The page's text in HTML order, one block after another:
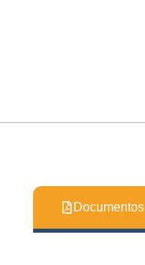
Documentos